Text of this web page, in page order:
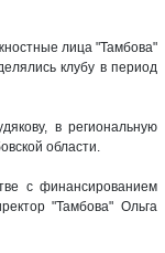
лица "Тамбова"
клубу в период
в региональную
области.
с финансированием
"Тамбова" Ольга